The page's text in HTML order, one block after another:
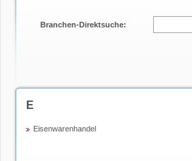
Branchen-Direktsuche:
E
Eisenwarenhandel